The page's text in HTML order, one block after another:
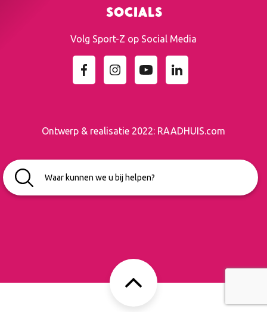
Socials
Volg Sport-Z op Social Media
Ontwerp & realisatie 2022: RAADHUIS.com